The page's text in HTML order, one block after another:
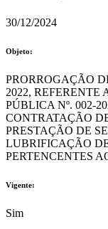
30/12/2024
Objeto:
PRORROGAÇÃO
2022, REFERENTE
PÚBLICA Nº. 002-
CONTRATAÇÃO
PRESTAÇÃO DE
LUBRIFICAÇÃO
PERTENCENTES
Vigente:
Sim